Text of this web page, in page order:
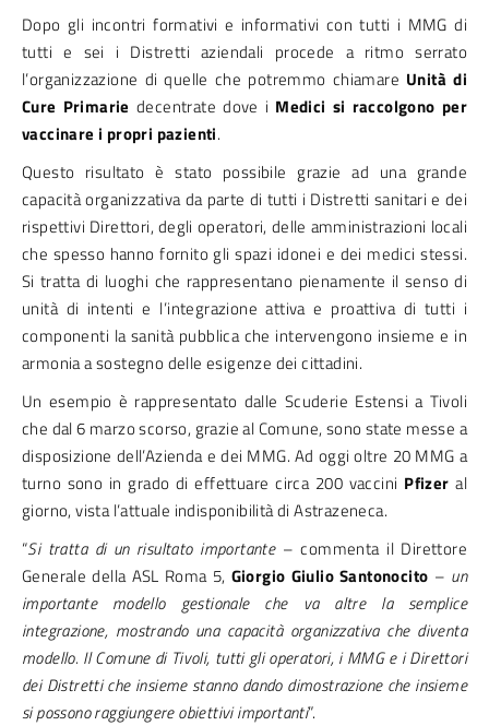
Dopo gli incontri formativi e informativi con tutti i MMG di
tutti e sei i Distretti aziendali procede a ritmo serrato
l’organizzazione di quelle che potremmo chiamare Unità di
Cure Primarie decentrate dove i Medici si raccolgono per
vaccinare i propri pazienti.
Questo risultato è stato possibile grazie ad una grande
capacità organizzativa da parte di tutti i Distretti sanitari e dei
rispettivi Direttori, degli operatori, delle amministrazioni locali
che spesso hanno fornito gli spazi idonei e dei medici stessi.
Si tratta di luoghi che rappresentano pienamente il senso di
unità di intenti e l’integrazione attiva e proattiva di tutti i
componenti la sanità pubblica che intervengono insieme e in
armonia a sostegno delle esigenze dei cittadini.
Un esempio è rappresentato dalle Scuderie Estensi a Tivoli
che dal 6 marzo scorso, grazie al Comune, sono state messe a
disposizione dell’Azienda e dei MMG. Ad oggi oltre 20 MMG a
turno sono in grado di effettuare circa 200 vaccini Pfizer al
giorno, vista l’attuale indisponibilità di Astrazeneca.
“Si tratta di un risultato importante– commenta il Direttore
Generale della ASL Roma 5, Giorgio Giulio Santonocito – un
importante modello gestionale che va altre la semplice
integrazione, mostrando una capacità organizzativa che diventa
modello. Il Comune di Tivoli, tutti gli operatori, i MMG e i Direttori
dei Distretti che insieme stanno dando dimostrazione che insieme
si possono raggiungere obiettivi importanti”.